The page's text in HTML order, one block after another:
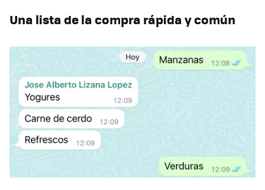
Una lista de la compra rápida y común